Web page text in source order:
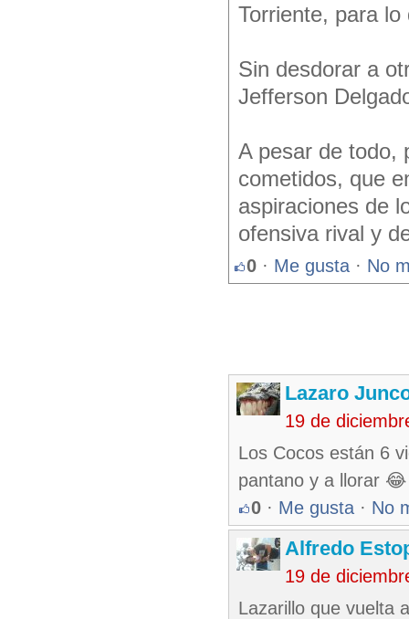
Torriente, para lo
Sin desdorar a
Jefferson
A pesar de todo,
cometidos, que
aspiraciones de
ofensiva rival y
0 · Me gusta · No
Lazaro
19 de
Los Cocos están 6
pantano y a llorar
0 · Me gusta · No
Alfredo
19 de
Lazarillo que vuelta